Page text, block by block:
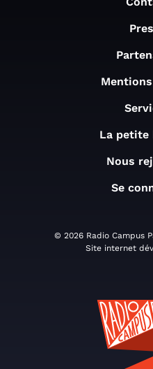
La
Nous
Se
© 2026 Radio Campus
Site internet